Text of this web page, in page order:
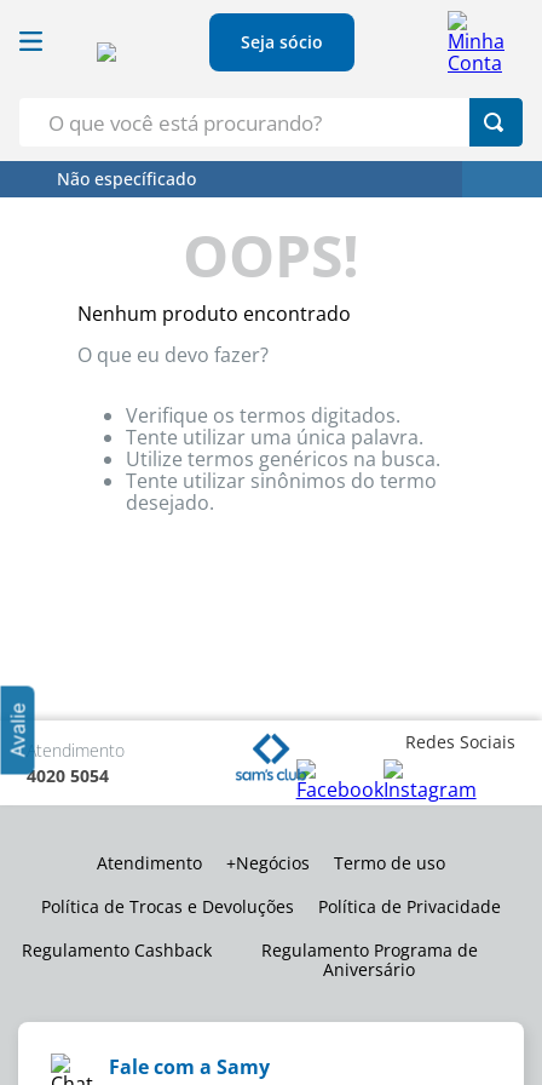
Seja sócio
Não específicado
OOPS!
Nenhum produto encontrado
O que eu devo fazer?
Verifique os termos digitados.
Tente utilizar uma única palavra.
Utilize termos genéricos na busca.
Tente utilizar sinônimos do termo
desejado.
Atendimento
4020 5054
Redes Sociais
Atendimento +Negócios
Termo de uso
Política de Trocas e Devoluções
Política de Privacidade
Regulamento Cashback
Regulamento Programa de
Aniversário
Fale com a Samy
Termos Mais Buscados
º Papel Higienico
º Leite
Azeite